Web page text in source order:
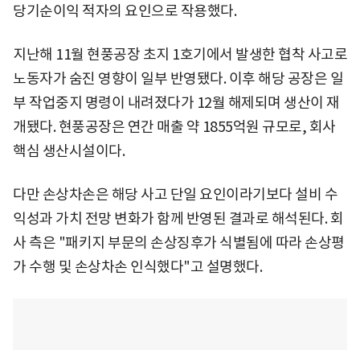
당기순이익 적자의 요인으로 작용했다.
지난해 11월 현풍공장 초지 1호기에서 발생한 협착 사고로
노동자가 숨진 영향이 일부 반영됐다. 이후 해당 공장은 일
부 작업중지 명령이 내려졌다가 12월 해제되며 생산이 재
개됐다. 현풍공장은 연간 매출 약 1855억원 규모로, 회사
핵심 생산시설이다.
다만 손상차손은 해당 사고 단일 요인이라기보다 설비 수
익성과 가치 전망 변화가 함께 반영된 결과로 해석된다. 회
사 측은 "패키지 부문의 손상징후가 식별됨에 따라 손상평
가 수행 및 손상차손 인식했다"고 설명했다.